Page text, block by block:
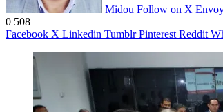
Midou Follow on X
0 508
Facebook X Linkedin Tumblr Pinterest Reddit